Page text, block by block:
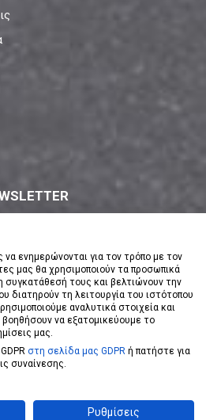
NEWSLETTER
Χρήσης
byKoolmetrix
ενημερώνονται για τον τρόπο με τον
μας θα χρησιμοποιούν τα προσωπικά
συγκατάθεσή τους και βελτιώνουν την
διατηρούν τη λειτουργία του ιστότοπου
αναλυτικά στοιχεία και
να εξατομικεύουμε το
μας.
στη σελίδα μας GDPR ή πατήστε για
συναίνεσης.
Ρυθμίσεις